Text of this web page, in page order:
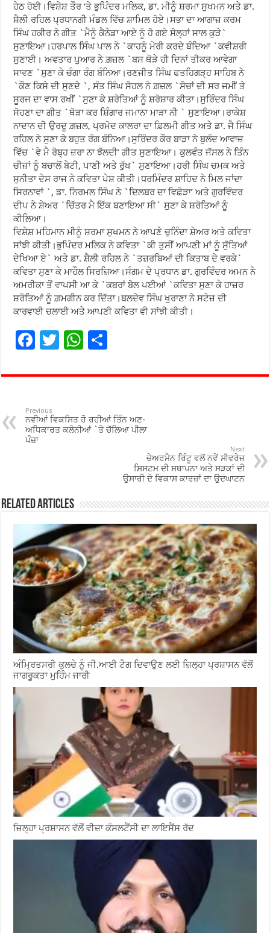
ਹੇਠ ਹੋਈ।ਵਿਸ਼ੇਸ਼ ਤੌਰ ‘ਤੇ ਭੁਪਿੰਦਰ ਮਲਿਕ, ਡਾ. ਮੀਨੂੰ ਸ਼ਰਮਾ ਸੁਖਮਨ ਅਤੇ ਡਾ.
ਸ਼ੈਲੀ ਰਹਿਲ ਪ੍ਰਧਾਨਗੀ ਮੰਡਲ ਵਿੱਚ ਸ਼ਾਮਿਲ ਹੋਏ।ਸਭਾ ਦਾ ਆਗਾਜ਼ ਕਰਮ
ਸਿੰਘ ਹਕੀਰ ਨੇ ਗੀਤ `ਮੈਨੂੰ ਕੈਨੇਡਾ ਆਏ ਨੂੰ ਹੋ ਗਏ ਸੋਲ੍ਹਾਂ ਸਾਲ ਕੁੜੇ`
ਸੁਣਾਇਆ।ਹਰਪਾਲ ਸਿੰਘ ਪਾਲ ਨੇ `ਕਾਹਨੂੰ ਮੇਰੀ ਕਰਦੇ ਬੰਦਿਆ `ਕਵੀਸ਼ਰੀ
ਸੁਣਾਈ। ਅਵਤਾਰ ਪੁਆਰ ਨੇ ਗ਼ਜ਼ਲ `ਬਸ ਥੋੜੇ ਹੀ ਦਿਨਾਂ ਤੀਕਰ ਆਵੇਗਾ
ਸਾਵਣ `ਸੁਣਾ ਕੇ ਚੰਗਾ ਰੰਗ ਬੰਨਿਆ।ਰਣਜੀਤ ਸਿੰਘ ਫਤਹਿਗੜ੍ਹ ਸਾਹਿਬ ਨੇ
`ਕੌਣ ਕਿਸੇ ਦੀ ਸੁਣਦੇ `, ਸੰਤ ਸਿੰਘ ਸੋਹਲ ਨੇ ਗ਼ਜ਼ਲ `ਸੋਚਾਂ ਦੀ ਸਰ ਜਮੀਂ ਤੇ
ਸੂਰਜ ਦਾ ਵਾਸ ਰਖੀਂ `ਸੁਣਾ ਕੇ ਸ਼ਰੋਤਿਆਂ ਨੂੰ ਸ਼ਰੋਸ਼ਾਰ ਕੀਤਾ।ਸੁਰਿੰਦਰ ਸਿੰਘ
ਸੋਹਣਾ ਦਾ ਗੀਤ `ਥੋੜਾ ਕਰ ਸ਼ਿੰਗਾਰ ਜਮਾਨਾ ਮਾੜਾ ਨੀ ` ਸੁਣਾਇਆ।ਰਾਕੇਸ਼
ਨਾਦਾਨ ਦੀ ਉਰਦੂ ਗ਼ਜ਼ਲ, ਪ੍ਰਮੋਦ ਕਾਲਰਾ ਦਾ ਫ਼ਿਲਮੀ ਗੀਤ ਅਤੇ ਡਾ. ਜੈ ਸਿੰਘ
ਰਹਿਲ ਨੇ ਸੁਣਾ ਕੇ ਬਹੁਤ ਰੰਗ ਬੰਨਿਆ।ਸੁਰਿੰਦਰ ਕੌਰ ਬਾੜਾ ਨੇ ਬੁਲੰਦ ਆਵਾਜ਼
ਵਿੱਚ `ਵੇ ਮੈ ਰੋਬ੍ਹ ਜ਼ਰਾ ਨਾ ਝੱਲਦੀ’ ਗੀਤ ਸੁਣਾਇਆ। ਕੁਲਵੰਤ ਜੱਸਲ ਨੇ ਤਿੰਨ
ਚੀਜ਼ਾਂ ਨੂੰ ਬਚਾਲੋਂ ਬੇਟੀ, ਪਾਣੀ ਅਤੇ ਰੁੱਖ` ਸੁਣਾਇਆ।ਹਰੀ ਸਿੰਘ ਚਮਕ ਅਤੇ
ਸੁਨੀਤਾ ਦੇਸ ਰਾਜ ਨੇ ਕਵਿਤਾ ਪੇਸ਼ ਕੀਤੀ।ਧਰਮਿੰਦਰ ਸ਼ਾਹਿਦ ਨੇ ਮਿਲ ਜਾਂਦਾ
ਸਿਰਨਾਵਾਂ `, ਡਾ. ਨਿਰਮਲ ਸਿੰਘ ਨੇ `ਦਿਲਬਰ ਦਾ ਵਿਛੋੜਾ’ ਅਤੇ ਗੁਰਵਿੰਦਰ
ਦੀਪ ਨੇ ਸ਼ੇਅਰ `ਚਿੱਤਰ ਮੈ ਇੱਕ ਬਣਾਇਆ ਸੀ` ਸੁਣਾ ਕੇ ਸ਼ਰੋਤਿਆਂ ਨੂੰ
ਕੀਲਿਆ।
ਵਿਸ਼ੇਸ਼ ਮਹਿਮਾਨ ਮੀਨੂੰ ਸ਼ਰਮਾ ਸੁਖਮਨ ਨੇ ਆਪਣੇ ਚੁਨਿੰਦਾ ਸ਼ੇਅਰ ਅਤੇ ਕਵਿਤਾ
ਸਾਂਝੀ ਕੀਤੀ।ਭੁਪਿੰਦਰ ਮਲਿਕ ਨੇ ਕਵਿਤਾ `ਕੀ ਤੁਸੀਂ ਆਪਣੀ ਮਾਂ ਨੂੰ ਸੁੱਤਿਆਂ
ਦੇਖਿਆ ਏ` ਅਤੇ ਡਾ. ਸ਼ੈਲੀ ਰਹਿਲ ਨੇ `ਤਜ਼ਰਬਿਆਂ ਦੀ ਕਿਤਾਬ ਦੇ ਵਰਕੇ`
ਕਵਿਤਾ ਸੁਣਾ ਕੇ ਮਾਹੌਲ ਸਿਰਜ਼ਿਆ।ਸੰਗਮ ਦੇ ਪ੍ਰਧਾਨ ਡਾ. ਗੁਰਵਿੰਦਰ ਅਮਨ ਨੇ
ਅਮਰੀਕਾ ਤੋਂ ਵਾਪਸੀ ਆ ਕੇ `ਕਬਰਾਂ ਬੋਲ ਪਈਆਂ `ਕਵਿਤਾ ਸੁਣਾ ਕੇ ਹਾਜ਼ਰ
ਸ਼ਰੋਤਿਆਂ ਨੂੰ ਗ਼ਮਗੀਨ ਕਰ ਦਿੱਤਾ।ਬਲਦੇਵ ਸਿੰਘ ਖੁਰਾਣਾ ਨੇ ਸਟੇਜ਼ ਦੀ
ਕਾਰਵਾਈ ਚਲਾਈ ਅਤੇ ਆਪਣੀ ਕਵਿਤਾ ਵੀ ਸਾਂਝੀ ਕੀਤੀ।
F
e
o
o
T
tt
W
at
p
p
ar
Previous
ਨਵੀਆਂ ਵਿਕਸਿਤ ਹੋ ਰਹੀਆਂ ਤਿੰਨ ਅਣ-
ਅਧਿਕਾਰਤ ਕਲੋਨੀਆਂ `ਤੇ ਚੱਲਿਆ ਪੀਲਾ
ਪੰਜ਼ਾ
Next
ਚੇਅਰਮੈਨ ਰਿੰਟੂ ਵਲੋਂ ਨਵੇਂ ਸੀਵਰੇਜ਼
ਸਿਸਟਮ ਦੀ ਸਥਾਪਨਾ ਅਤੇ ਸੜਕਾਂ ਦੀ
ਉਸਾਰੀ ਦੇ ਵਿਕਾਸ ਕਾਰਜ਼ਾਂ ਦਾ ਉਦਘਾਟਨ
Related Articles
ਅੰਮ੍ਰਿਤਸਰੀ ਕੁਲਚੇ ਨੂੰ ਜੀ.ਆਈ ਟੈਗ ਦਿਵਾਉਣ ਲਈ ਜ਼ਿਲ੍ਹਾ ਪ੍ਰਸ਼ਾਸਨ ਵੱਲੋਂ
ਜਾਗਰੂਕਤਾ ਮੁਹਿੰਮ ਜਾਰੀ
ਜ਼ਿਲ੍ਹਾ ਪ੍ਰਸ਼ਾਸਨ ਵੱਲੋਂ ਵੀਜ਼ਾ ਕੰਸਲਟੈਂਸੀ ਦਾ ਲਾਇਸੈਂਸ ਰੱਦ